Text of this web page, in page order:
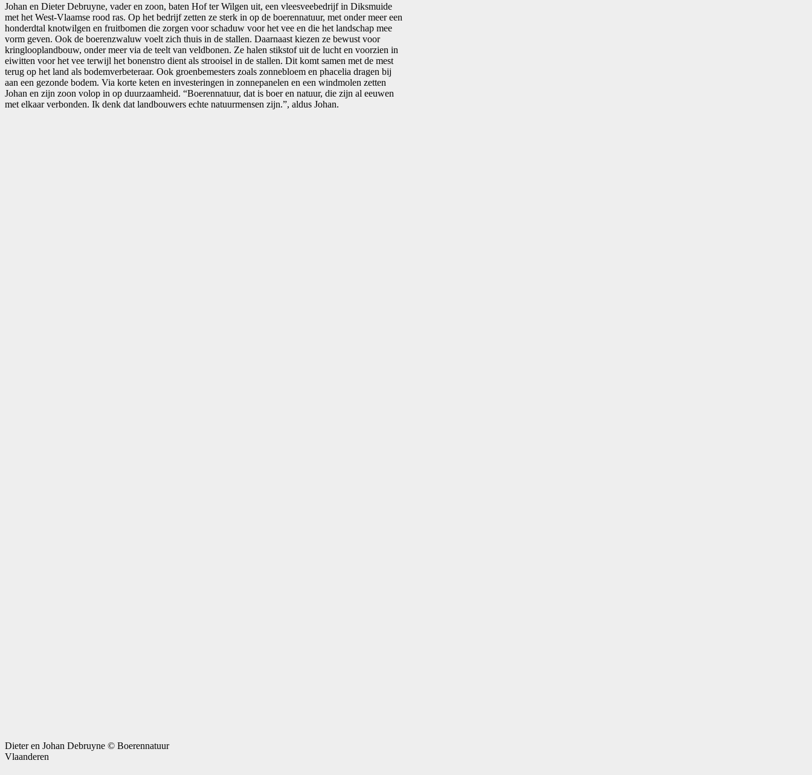
Johan en Dieter Debruyne, vader en zoon, baten Hof ter Wilgen uit, een vleesveebedrijf in Diksmuide
met het West-Vlaamse rood ras. Op het bedrijf zetten ze sterk in op de boerennatuur, met onder meer een
honderdtal knotwilgen en fruitbomen die zorgen voor schaduw voor het vee en die het landschap mee
vorm geven. Ook de boerenzwaluw voelt zich thuis in de stallen. Daarnaast kiezen ze bewust voor
kringlooplandbouw, onder meer via de teelt van veldbonen. Ze halen stikstof uit de lucht en voorzien in
eiwitten voor het vee terwijl het bonenstro dient als strooisel in de stallen. Dit komt samen met de mest
terug op het land als bodemverbeteraar. Ook groenbemesters zoals zonnebloem en phacelia dragen bij
aan een gezonde bodem. Via korte keten en investeringen in zonnepanelen en een windmolen zetten
Johan en zijn zoon volop in op duurzaamheid. “Boerennatuur, dat is boer en natuur, die zijn al eeuwen
met elkaar verbonden. Ik denk dat landbouwers echte natuurmensen zijn.”, aldus Johan.
Dieter en Johan Debruyne © Boerennatuur
Vlaanderen